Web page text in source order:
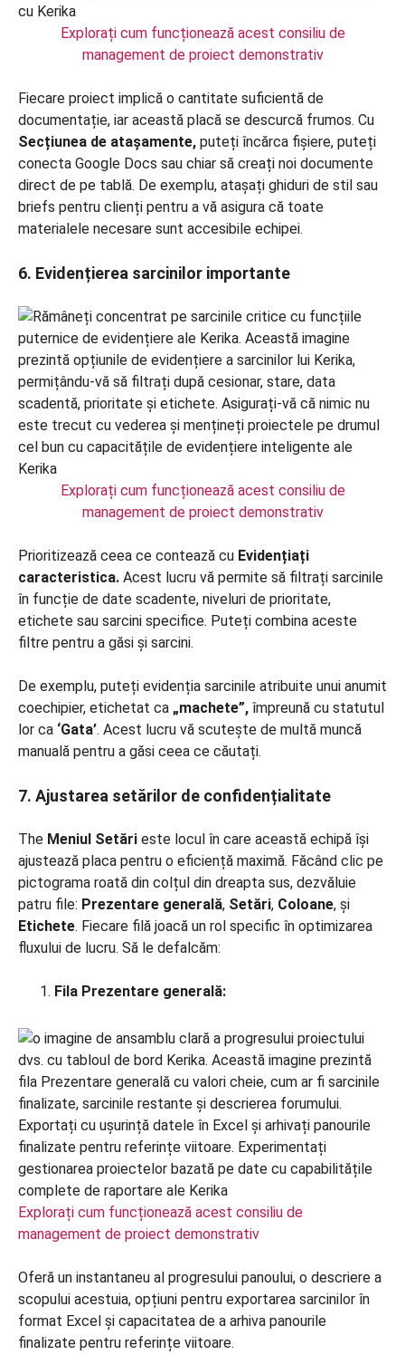
Explorați cum funcționează acest consiliu de
management de proiect demonstrativ
Fiecare proiect implică o cantitate suficientă de
documentație, iar această placă se descurcă frumos. Cu
Secțiunea de atașamente, puteți încărca fișiere, puteți
conecta Google Docs sau chiar să creați noi documente
direct de pe tablă. De exemplu, atașați ghiduri de stil sau
briefs pentru clienți pentru a vă asigura că toate
materialele necesare sunt accesibile echipei.
6. Evidențierea sarcinilor importante
Explorați cum funcționează acest consiliu de
management de proiect demonstrativ
Prioritizează ceea ce contează cu Evidențiați
caracteristica. Acest lucru vă permite să filtrați sarcinile
în funcție de date scadente, niveluri de prioritate,
etichete sau sarcini specifice. Puteți combina aceste
filtre pentru a găsi și sarcini.
De exemplu, puteți evidenția sarcinile atribuite unui anumit
coechipier, etichetat ca „machete”, împreună cu statutul
lor ca ‘Gata’. Acest lucru vă scutește de multă muncă
manuală pentru a găsi ceea ce căutați.
7. Ajustarea setărilor de confidențialitate
The Meniul Setări este locul în care această echipă își
ajustează placa pentru o eficiență maximă. Făcând clic pe
pictograma roată din colțul din dreapta sus, dezvăluie
patru file: Prezentare generală, Setări, Coloane, și
Etichete. Fiecare filă joacă un rol specific în optimizarea
fluxului de lucru. Să le defalcăm:
Fila Prezentare generală:
Explorați cum funcționează acest consiliu de
management de proiect demonstrativ
Oferă un instantaneu al progresului panoului, o descriere a
scopului acestuia, opțiuni pentru exportarea sarcinilor în
format Excel și capacitatea de a arhiva panourile
finalizate pentru referințe viitoare.